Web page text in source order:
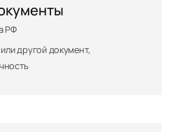
РФ
другой документ,